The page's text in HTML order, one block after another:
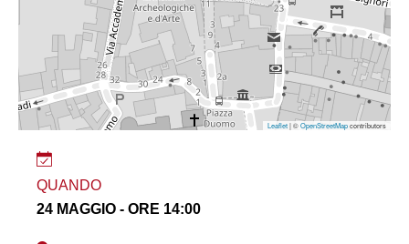
Leaflet| ©OpenStreetMapcontributors
QUANDO
24 MAGGIO - ORE 14:00